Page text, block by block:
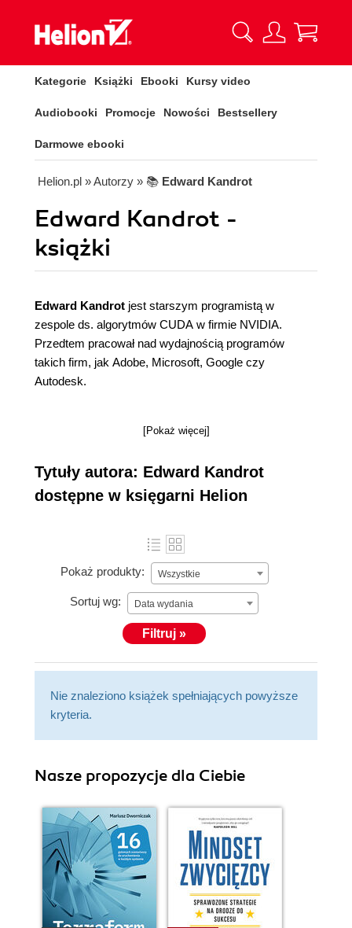
Kategorie Książki Ebooki Kursy video
Audiobooki Promocje Nowości Bestsellery
Darmowe ebooki
Helion.pl » Autorzy » 📚 Edward Kandrot
Edward Kandrot -
książki
Edward Kandrot jest starszym programistą w
zespole ds. algorytmów CUDA w firmie NVIDIA.
Przedtem pracował nad wydajnością programów
takich firm, jak Adobe, Microsoft, Google czy
Autodesk.
[Pokaż więcej]
Tytuły autora: Edward Kandrot
dostępne w księgarni Helion
Pokaż produkty: Wszystkie
Sortuj wg: Data wydania
Filtruj »
Nie znaleziono książek spełniających powyższe
kryteria.
Nasze propozycje dla Ciebie